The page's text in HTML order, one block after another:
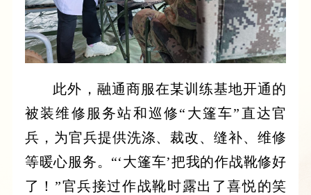
此外，融通商服在某训练基地开通的
被装维修服务站和巡修“大篷车”直达官
兵，为官兵提供洗涤、裁改、缝补、维修
等暖心服务。“‘大篷车’把我的作战靴修好
了！”官兵接过作战靴时露出了喜悦的笑